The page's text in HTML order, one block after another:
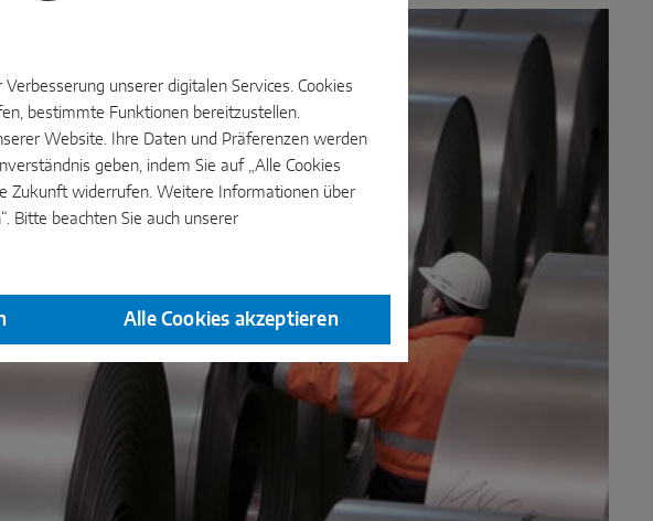
unserer digitalen Services. Cookies
bestimmte Funktionen bereitzustellen.
Website. Ihre Daten und Präferenzen werden
geben, indem Sie auf „Alle Cookies
Zukunft widerrufen. Weitere Informationen über
Bitte beachten Sie auch unserer
Alle Cookies akzeptieren